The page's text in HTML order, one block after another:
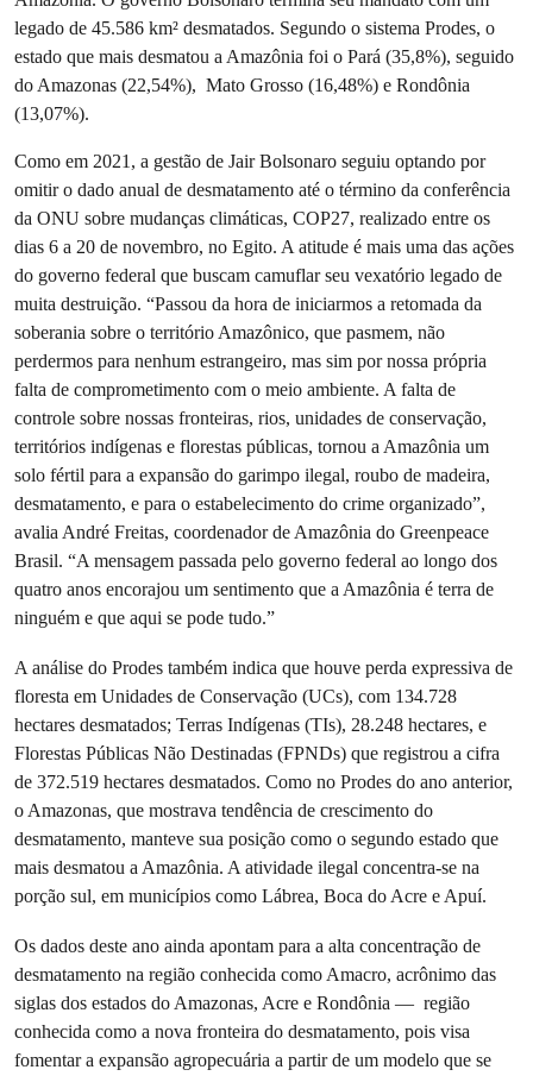
legado de 45.586 km² desmatados. Segundo o sistema Prodes, o
estado que mais desmatou a Amazônia foi o Pará (35,8%), seguido
do Amazonas (22,54%), Mato Grosso (16,48%) e Rondônia
(13,07%).
Como em 2021, a gestão de Jair Bolsonaro seguiu optando por
omitir o dado anual de desmatamento até o término da conferência
da ONU sobre mudanças climáticas, COP27, realizado entre os
dias 6 a 20 de novembro, no Egito. A atitude é mais uma das ações
do governo federal que buscam camuflar seu vexatório legado de
muita destruição. “Passou da hora de iniciarmos a retomada da
soberania sobre o território Amazônico, que pasmem, não
perdermos para nenhum estrangeiro, mas sim por nossa própria
falta de comprometimento com o meio ambiente. A falta de
controle sobre nossas fronteiras, rios, unidades de conservação,
territórios indígenas e florestas públicas, tornou a Amazônia um
solo fértil para a expansão do garimpo ilegal, roubo de madeira,
desmatamento, e para o estabelecimento do crime organizado”,
avalia André Freitas, coordenador de Amazônia do Greenpeace
Brasil. “A mensagem passada pelo governo federal ao longo dos
quatro anos encorajou um sentimento que a Amazônia é terra de
ninguém e que aqui se pode tudo.”
A análise do Prodes também indica que houve perda expressiva de
floresta em Unidades de Conservação (UCs), com 134.728
hectares desmatados; Terras Indígenas (TIs), 28.248 hectares, e
Florestas Públicas Não Destinadas (FPNDs) que registrou a cifra
de 372.519 hectares desmatados. Como no Prodes do ano anterior,
o Amazonas, que mostrava tendência de crescimento do
desmatamento, manteve sua posição como o segundo estado que
mais desmatou a Amazônia. A atividade ilegal concentra-se na
porção sul, em municípios como Lábrea, Boca do Acre e Apuí.
Os dados deste ano ainda apontam para a alta concentração de
desmatamento na região conhecida como Amacro, acrônimo das
siglas dos estados do Amazonas, Acre e Rondônia — região
conhecida como a nova fronteira do desmatamento, pois visa
fomentar a expansão agropecuária a partir de um modelo que se